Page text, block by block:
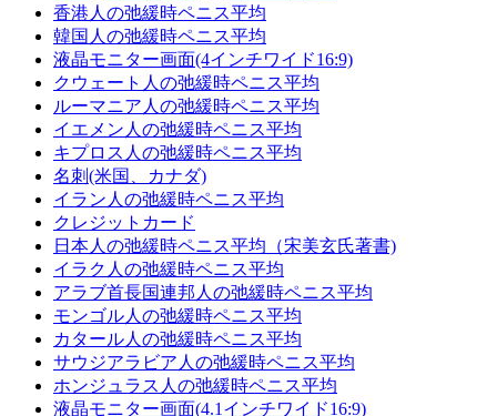
香港人の弛緩時ペニス平均
韓国人の弛緩時ペニス平均
液晶モニター画面(4インチワイド16:9)
クウェート人の弛緩時ペニス平均
ルーマニア人の弛緩時ペニス平均
イエメン人の弛緩時ペニス平均
キプロス人の弛緩時ペニス平均
名刺(米国、カナダ)
イラン人の弛緩時ペニス平均
クレジットカード
日本人の弛緩時ペニス平均（宋美玄氏著書)
イラク人の弛緩時ペニス平均
アラブ首長国連邦人の弛緩時ペニス平均
モンゴル人の弛緩時ペニス平均
カタール人の弛緩時ペニス平均
サウジアラビア人の弛緩時ペニス平均
ホンジュラス人の弛緩時ペニス平均
液晶モニター画面(4.1インチワイド16:9)